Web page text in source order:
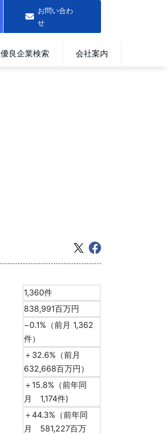
お問い合わ
せ
優良企業検索 会社案内
1,360件
838,991百万円
−0.1%（前月 1,362
件）
＋32.6%（前月
632,668百万円）
＋15.8%（前年同
月 1,174件)
＋44.3%（前年同
月 581,227百万